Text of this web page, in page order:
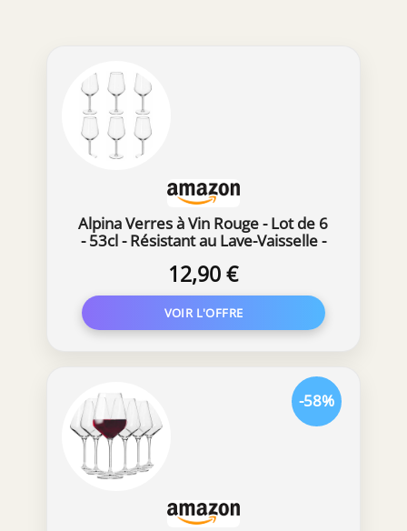
Alpina Verres à Vin Rouge - Lot de 6
- 53cl - Résistant au Lave-Vaisselle -
12,90 €
-58%